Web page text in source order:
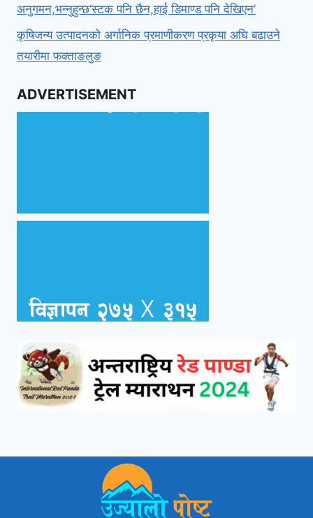
अनुगमन,भन्नुहुन्छ‘स्टक पनि छैन,हाई डिमाण्ड पनि देखिएन’
कृषिजन्य उत्पादनको अर्गानिक प्रमाणीकरण प्रकृया अघि बढाउने
तयारीमा फक्ताङलुङ
ADVERTISEMENT